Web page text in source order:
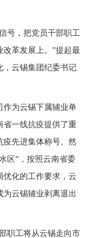
号，把党员干部职工
革发展上。”提起最
，云锡集团纪委书记
作为云锡下属辅业单
省一线抗疫提供了重
疫先进集体称号。然
区”，按照云南省委
优化的工作要求，云
云锡辅业剥离退出
职工将从云锡走向市